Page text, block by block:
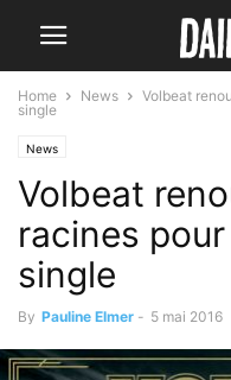
Home News
Volbeat
single
News
Volbeat
racines
single
By Pauline Elmer - 5 mai 2016